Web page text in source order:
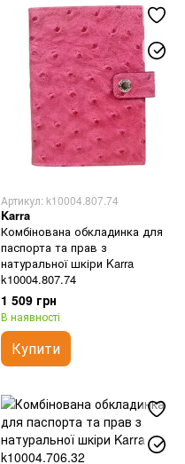
Артикул: k10004.807.74
Karra
Комбінована обкладинка для
паспорта та прав з
натуральної шкіри Karra
k10004.807.74
1 509 грн
В наявності
Купити